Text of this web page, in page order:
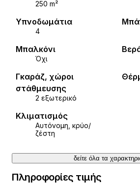
250 m²
Υπνοδωμάτια
4
Μπαλκόνι
Όχι
Γκαράζ, χώροι
στάθμευσης
2 εξωτερικό
Κλιματισμός
Αυτόνομη, κρύο/
ζέστη
δείτε όλα τα
Πληροφορίες τιμής